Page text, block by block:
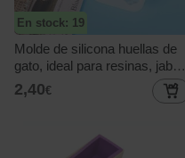
En stock: 19
Molde de silicona huellas de
gato, ideal para resinas, jabón
y DIY
2,40€